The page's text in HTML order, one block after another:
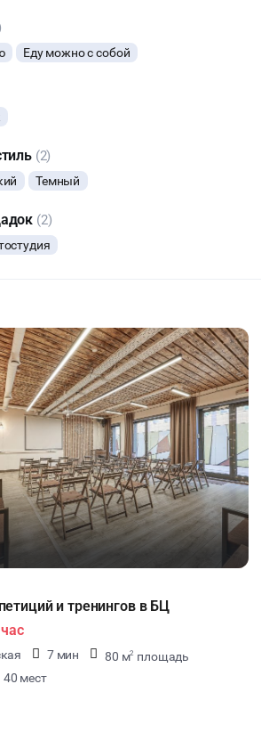
Еду можно с собой
(2)
Темный
(2)
и тренингов в БЦ
7 мин 80 м2 площадь
40 мест